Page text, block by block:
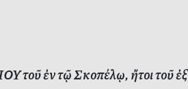
τοῦ ἐν τῷ Σκοπέλῳ, ἤτοι τοῦ ἐξ